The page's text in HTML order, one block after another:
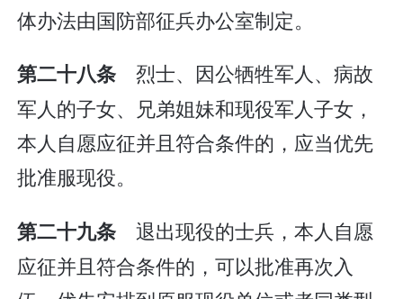
体办法由国防部征兵办公室制定。
第二十八条 烈士、因公牺牲军人、病故
军人的子女、兄弟姐妹和现役军人子女，
本人自愿应征并且符合条件的，应当优先
批准服现役。
第二十九条 退出现役的士兵，本人自愿
应征并且符合条件的，可以批准再次入